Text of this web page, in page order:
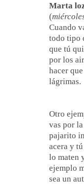
Marta
(
Cuando
todo tipo
que tú
por los
hacer
lágrimas.
Otro
vas por
pajarito
acera y
lo maten
ejemplo
sea un